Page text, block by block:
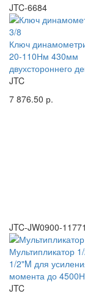
JTC-6684
Ключ
20-110Нм 430мм
двухстороннего
JTC
7 876.50 р.
JTC-JW0900-11771
Мультипликатор
1/2"M для
момента до
JTC